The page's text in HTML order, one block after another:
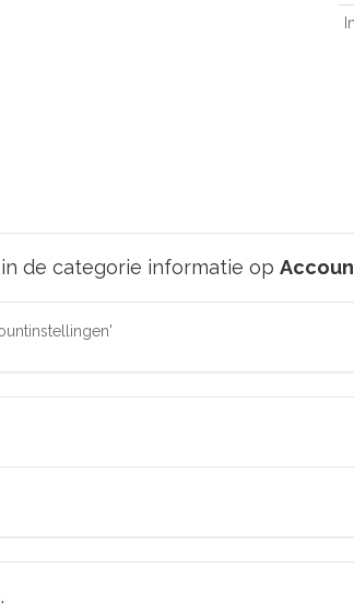
de categorie informatie op